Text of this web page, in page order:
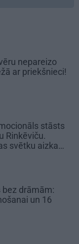
nepareizo
ar priekšnieci!
stāsts
Rinkēviču.
svētku aizkadri
drāmām:
un 16